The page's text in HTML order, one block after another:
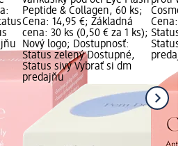
Peptide & Collagen, 60 ks;
Cena: 14,95 €; Základná
cena: 30 ks (0,50 € za 1 ks);
Nový logo; Dostupnosť:
Status zelený Dostupné,
Status sivý Vybrať si dm
predajňu
Cena:
Status
Status
predajňu